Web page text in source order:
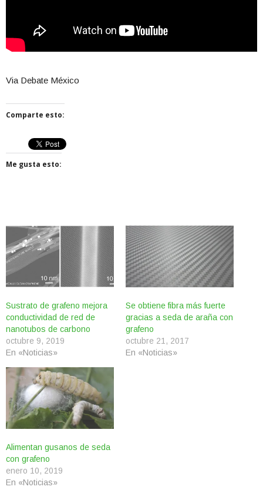
Via Debate México
Comparte esto:
Me gusta esto:
Sustrato de grafeno mejora
conductividad de red de
nanotubos de carbono
octubre 9, 2019
En «Noticias»
Se obtiene fibra más fuerte
gracias a seda de araña con
grafeno
octubre 21, 2017
En «Noticias»
Alimentan gusanos de seda
con grafeno
enero 10, 2019
En «Noticias»